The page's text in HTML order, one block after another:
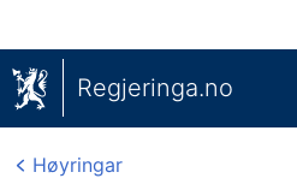
Regjeringa.no
Høyringar